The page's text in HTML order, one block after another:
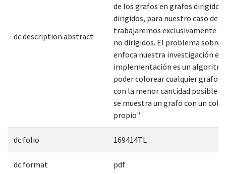
dc.description.abstract
de los grafos en grafos dirigidos
dirigidos, para nuestro caso de
trabajaremos exclusivamente
no dirigidos. El problema sobre
enfoca nuestra investigación e
implementación es un
poder colorear cualquier grafo
con la menor cantidad posible
se muestra un grafo con un
propio".
dc.folio 169414TL
dc.format pdf